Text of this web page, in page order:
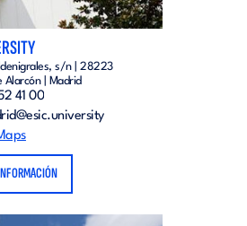
s/n | 28223
Alarcón | Madrid
41 00